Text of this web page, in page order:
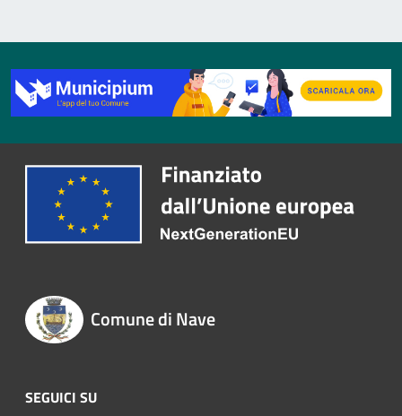
Comune di Nave
SEGUICI SU